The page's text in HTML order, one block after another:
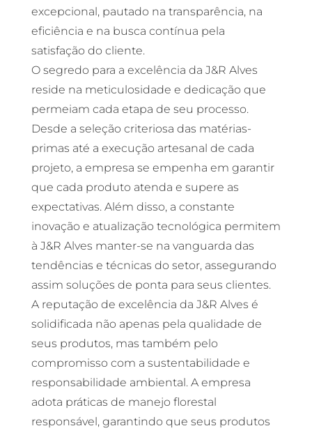
excepcional, pautado na transparência, na
eficiência e na busca contínua pela
satisfação do cliente.
O segredo para a excelência da J&R Alves
reside na meticulosidade e dedicação que
permeiam cada etapa de seu processo.
Desde a seleção criteriosa das matérias-
primas até a execução artesanal de cada
projeto, a empresa se empenha em garantir
que cada produto atenda e supere as
expectativas. Além disso, a constante
inovação e atualização tecnológica permitem
à J&R Alves manter-se na vanguarda das
tendências e técnicas do setor, assegurando
assim soluções de ponta para seus clientes.
A reputação de excelência da J&R Alves é
solidificada não apenas pela qualidade de
seus produtos, mas também pelo
compromisso com a sustentabilidade e
responsabilidade ambiental. A empresa
adota práticas de manejo florestal
responsável, garantindo que seus produtos